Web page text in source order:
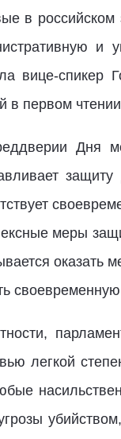
в российском
и
вице-спикер
в первом
Дня
меры
оказать
легкой